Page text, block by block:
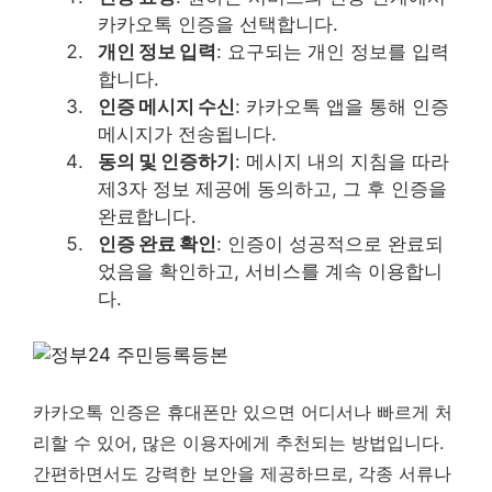
카카오톡 인증을 선택합니다.
개인 정보 입력: 요구되는 개인 정보를 입력
합니다.
인증 메시지 수신: 카카오톡 앱을 통해 인증
메시지가 전송됩니다.
동의 및 인증하기 : 메시지 내의 지침을 따라
제3자 정보 제공에 동의하고, 그 후 인증을
완료합니다.
인증 완료 확인: 인증이 성공적으로 완료되
었음을 확인하고, 서비스를 계속 이용합니
다.
카카오톡 인증은 휴대폰만 있으면 어디서나 빠르게 처
리할 수 있어, 많은 이용자에게 추천되는 방법입니다.
간편하면서도 강력한 보안을 제공하므로, 각종 서류나